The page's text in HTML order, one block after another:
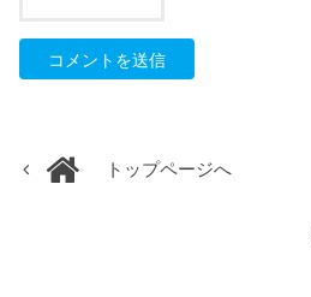
トップページへ